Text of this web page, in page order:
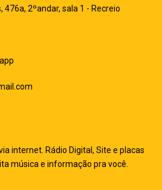
476a, 2ºandar, sala 1 - Recreio
internet. Rádio Digital, Site e placas
música e informação pra você.